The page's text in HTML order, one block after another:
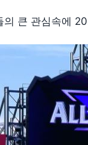
의 큰 관심속에